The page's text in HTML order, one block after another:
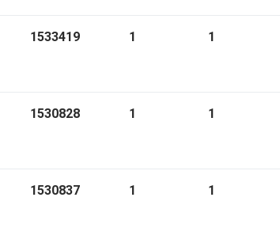
1533419 1 1
1530828 1 1
1530837 1 1